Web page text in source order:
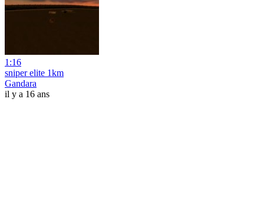
1:16
sniper elite 1km
Gandara
il y a 16 ans